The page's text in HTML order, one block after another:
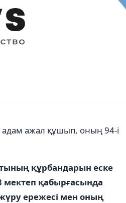
ажал құшып, оның 94-і
құрбандарын еске
мектеп қабырғасында
ережесі мен оның